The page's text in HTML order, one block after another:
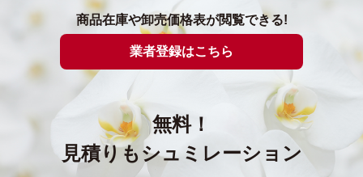
商品在庫や卸売価格表が閲覧できる!
業者登録はこちら
無料！
見積りもシュミレーション